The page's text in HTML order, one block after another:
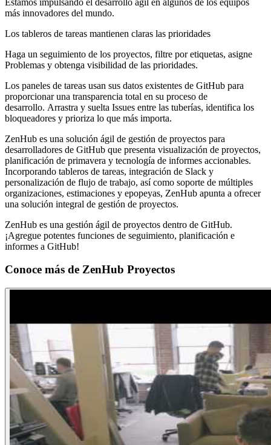
más innovadores del mundo.
Los tableros de tareas mantienen claras las prioridades
Haga un seguimiento de los proyectos, filtre por etiquetas, asigne
Problemas y obtenga visibilidad de las prioridades.
Los paneles de tareas usan sus datos existentes de GitHub para
proporcionar una transparencia total en su proceso de
desarrollo. Arrastra y suelta Issues entre las tuberías, identifica los
bloqueadores y prioriza lo que más importa.
ZenHub es una solución ágil de gestión de proyectos para
desarrolladores de GitHub que presenta visualización de proyectos,
planificación de primavera y tecnología de informes accionables.
Incorporando tableros de tareas, integración de Slack y
personalización de flujo de trabajo, así como soporte de múltiples
organizaciones, estimaciones y epopeyas, ZenHub apunta a ofrecer
una solución integral de gestión de proyectos.
ZenHub es una gestión ágil de proyectos dentro de GitHub.
¡Agregue potentes funciones de seguimiento, planificación e
informes a GitHub!
Conoce más de ZenHub Proyectos